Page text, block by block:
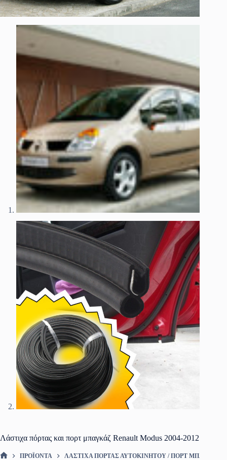
Λάστιχα πόρτας και πορτ μπαγκάζ Renault Modus 2004-2012
ΠΡΟΪΌΝΤΑ ΛΆΣΤΙΧΑ ΠΌΡΤΑΣ ΑΥΤΟΚΙΝΉΤΟΥ / ΠΟΡΤ ΜΠΑΓΚΑΖ